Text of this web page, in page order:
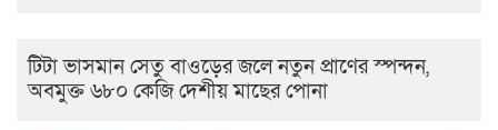
টিটা ভাসমান সেতু বাওড়ের জলে নতুন প্রাণের স্পন্দন,
অবমুক্ত ৬৮০ কেজি দেশীয় মাছের পোনা